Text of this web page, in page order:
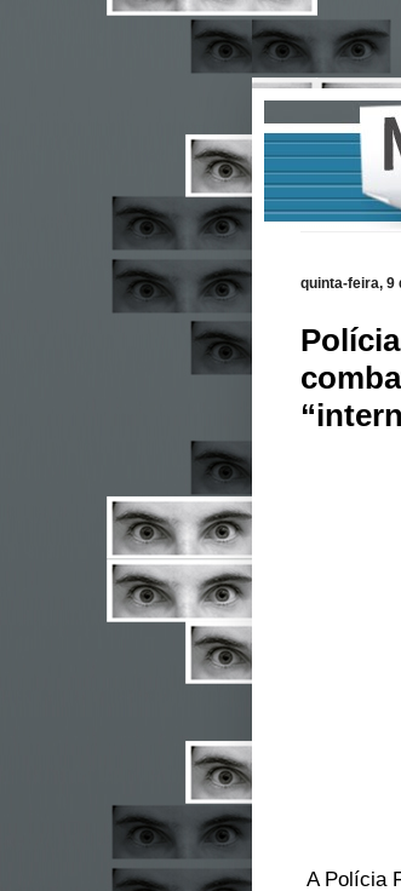
quinta-feira, 9
A Polícia